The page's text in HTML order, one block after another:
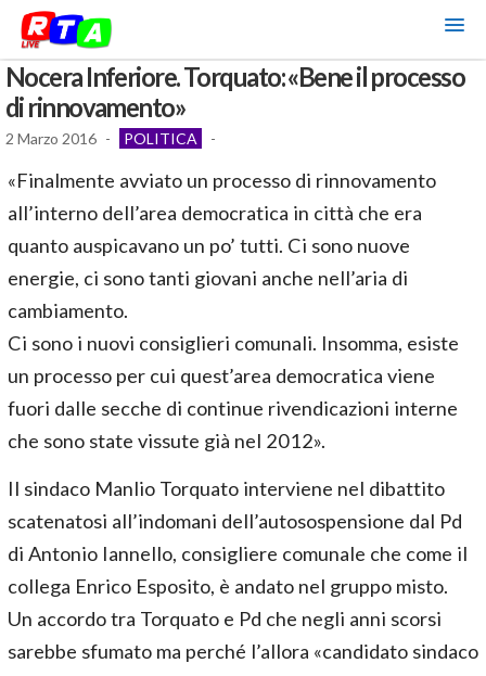
Nocera Inferiore. Torquato: «Bene il processo
di rinnovamento»
2 Marzo 2016 - POLITICA -
«Finalmente avviato un processo di rinnovamento
all’interno dell’area democratica in città che era
quanto auspicavano un po’ tutti. Ci sono nuove
energie, ci sono tanti giovani anche nell’aria di
cambiamento.
Ci sono i nuovi consiglieri comunali. Insomma, esiste
un processo per cui quest’area democratica viene
fuori dalle secche di continue rivendicazioni interne
che sono state vissute già nel 2012».
Il sindaco Manlio Torquato interviene nel dibattito
scatenatosi all’indomani dell’autosospensione dal Pd
di Antonio Iannello, consigliere comunale che come il
collega Enrico Esposito, è andato nel gruppo misto.
Un accordo tra Torquato e Pd che negli anni scorsi
sarebbe sfumato ma perché l’allora «candidato sindaco